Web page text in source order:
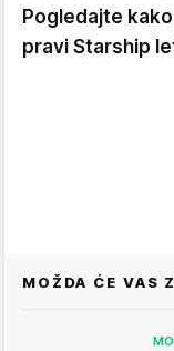
Pogledajte
pravi Starship
MOŽDA ĆE VAS